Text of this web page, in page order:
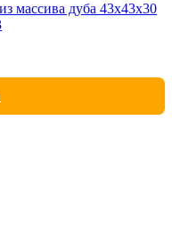
массива дуба 43х43х30